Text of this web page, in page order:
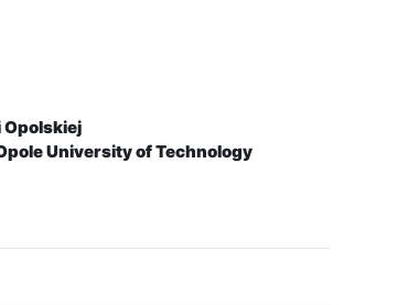
University of Technology